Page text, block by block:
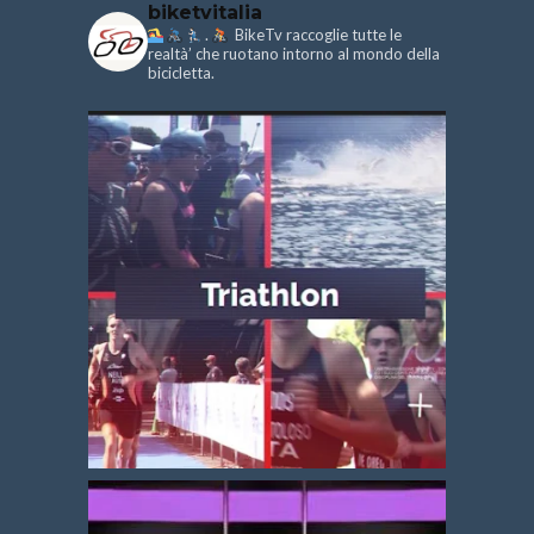
biketvitalia
.
BikeTv raccoglie tutte le
realtà’ che ruotano intorno al mondo della
bicicletta.